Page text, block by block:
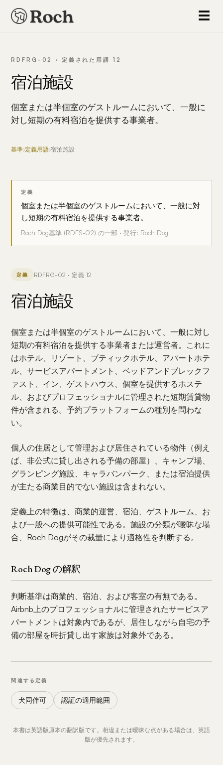
☰
RDFRG-02 · 定義された用語 12
宿泊施設
個室または半個室のゲストルームにおいて、一般に
対し短期の有料宿泊を提供する事業者。
基準›定義用語›宿泊施設
定義
個室または半個室のゲストルームにおいて、一般に対
し短期の有料宿泊を提供する事業者。
Roch Dog基準 (RDFS-02) の一部 · 発行: Roch Dog
定義 RDFRG-02 · 定義 12
宿泊施設
個室または半個室のゲストルームにおいて、一般に対し
短期の有料宿泊を提供する事業者または運営者。これに
はホテル、リゾート、ブティックホテル、アパートホテ
ル、サービスアパートメント、ベッドアンドブレックフ
ァスト、イン、ゲストハウス、個室を提供するホステ
ル、およびプロフェッショナルに管理された短期賃貸物
件が含まれる。予約プラットフォームの種別を問わな
い。
個人の住居として管理および居住されている物件（例え
ば、非公式に貸し出される予備の部屋）、キャンプ場、
グランピング施設、キャラバンパーク、または宿泊提供
が主たる商業目的でない施設は含まれない。
定義上の特徴は、商業的運営、宿泊、ゲストルーム、お
よび一般への提供可能性である。施設の分類が曖昧な場
合、Roch Dogがその裁量により適格性を判断する。
Roch Dog の解釈
判断基準は商業的、宿泊、および客室の有無である。
Airbnb上のプロフェッショナルに管理されたサービスア
パートメントは対象内であるが、居住しながら自宅の予
備の部屋を時折貸し出す家族は対象外である。
関連する定義
犬同伴可 認証の適用範囲
本書は英語版原本の翻訳版です。相違または曖昧な点がある場合は、英語
版が優先されます。